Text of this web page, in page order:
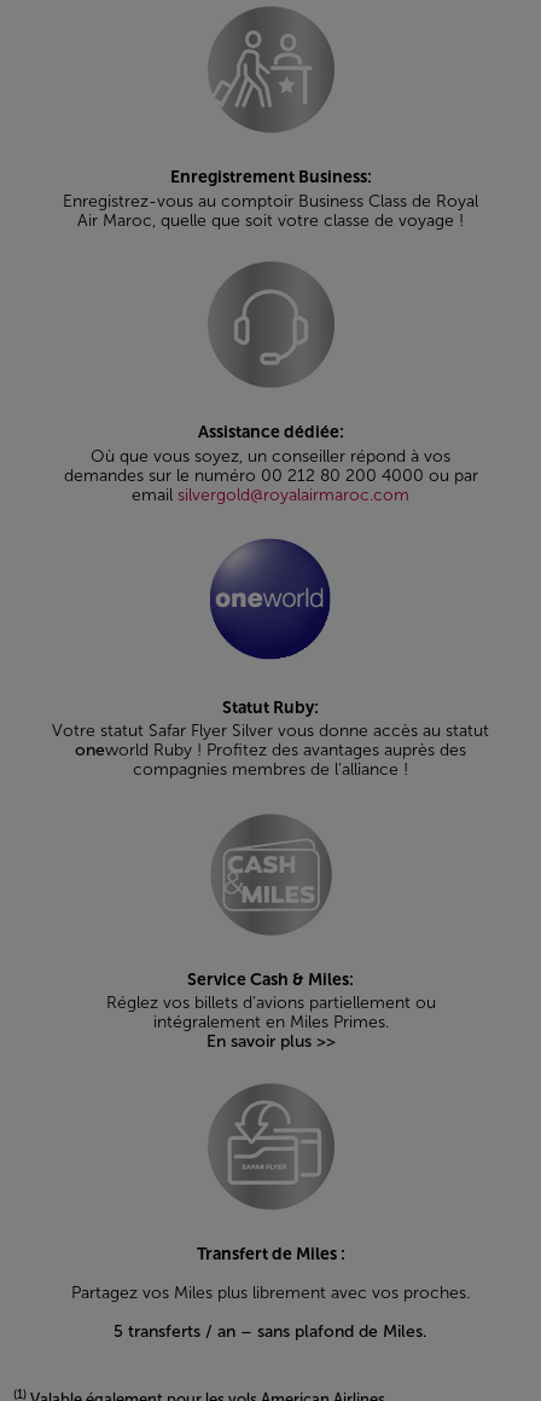
Enregistrement Business:
Enregistrez-vous au comptoir Business Class de Royal
Air Maroc, quelle que soit votre classe de voyage !
Assistance dédiée:
Où que vous soyez, un conseiller répond à vos
demandes sur le numéro 00 212 80 200 4000 ou par
email silvergold@royalairmaroc.com
Statut Ruby:
Votre statut Safar Flyer Silver vous donne accès au statut
oneworld Ruby ! Profitez des avantages auprès des
compagnies membres de l’alliance !
Service Cash & Miles:
Réglez vos billets d’avions partiellement ou
intégralement en Miles Primes.
En savoir plus >>
Transfert de Miles :
Partagez vos Miles plus librement avec vos proches.
5 transferts / an – sans plafond de Miles.
(1)